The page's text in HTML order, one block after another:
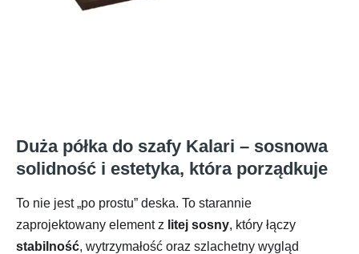
Duża półka do szafy Kalari – sosnowa
solidność i estetyka, która porządkuje
To nie jest „po prostu” deska. To starannie
zaprojektowany element z litej sosny, który łączy
stabilność, wytrzymałość oraz szlachetny wygląd